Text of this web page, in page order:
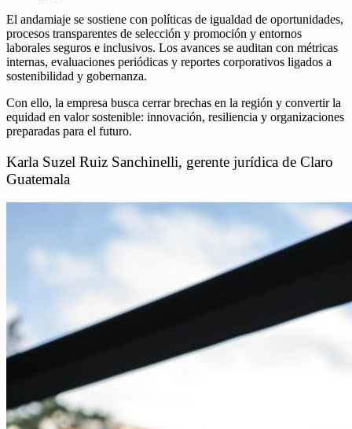
El andamiaje se sostiene con políticas de igualdad de oportunidades,
procesos transparentes de selección y promoción y entornos
laborales seguros e inclusivos. Los avances se auditan con métricas
internas, evaluaciones periódicas y reportes corporativos ligados a
sostenibilidad y gobernanza.
Con ello, la empresa busca cerrar brechas en la región y convertir la
equidad en valor sostenible: innovación, resiliencia y organizaciones
preparadas para el futuro.
Karla Suzel Ruiz Sanchinelli, gerente jurídica de Claro
Guatemala